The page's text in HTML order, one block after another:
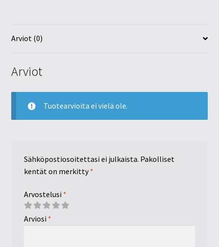
Arviot (0)
Arviot
Tuotearvioita ei vielä ole.
Sähköpostiosoitettasi ei julkaista. Pakolliset
kentät on merkitty*
Arvostelusi *
Arviosi *